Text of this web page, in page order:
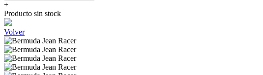
+
Producto sin stock
Volver